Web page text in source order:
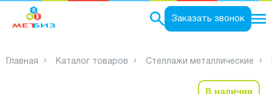
Заказать звонок
Главная Каталог товаров Стеллажи металлические
В наличии